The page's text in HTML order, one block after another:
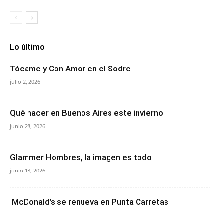
Lo último
Tócame y Con Amor en el Sodre
julio 2, 2026
Qué hacer en Buenos Aires este invierno
junio 28, 2026
Glammer Hombres, la imagen es todo
junio 18, 2026
McDonald’s se renueva en Punta Carretas